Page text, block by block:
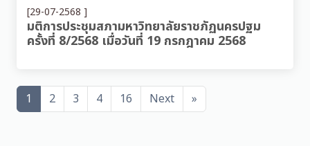
[29-07-2568 ]
มติการประชุมสภามหาวิทยาลัยราชภัฏนครปฐม
ครั้งที่ 8/2568 เมื่อวันที่ 19 กรกฎาคม 2568
1 2 3 4 16 Next »